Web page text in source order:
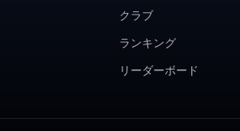
クラブ
ランキング
リーダーボード